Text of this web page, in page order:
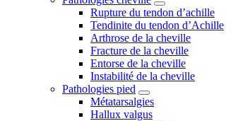
Rupture du tendon d’achille
Tendinite du tendon d’Achille
Arthrose de la cheville
Fracture de la cheville
Entorse de la cheville
Instabilité de la cheville
Pathologies pied
Métatarsalgies
Hallux valgus